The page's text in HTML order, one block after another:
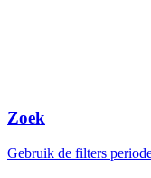
Zoek
Gebruik de filters